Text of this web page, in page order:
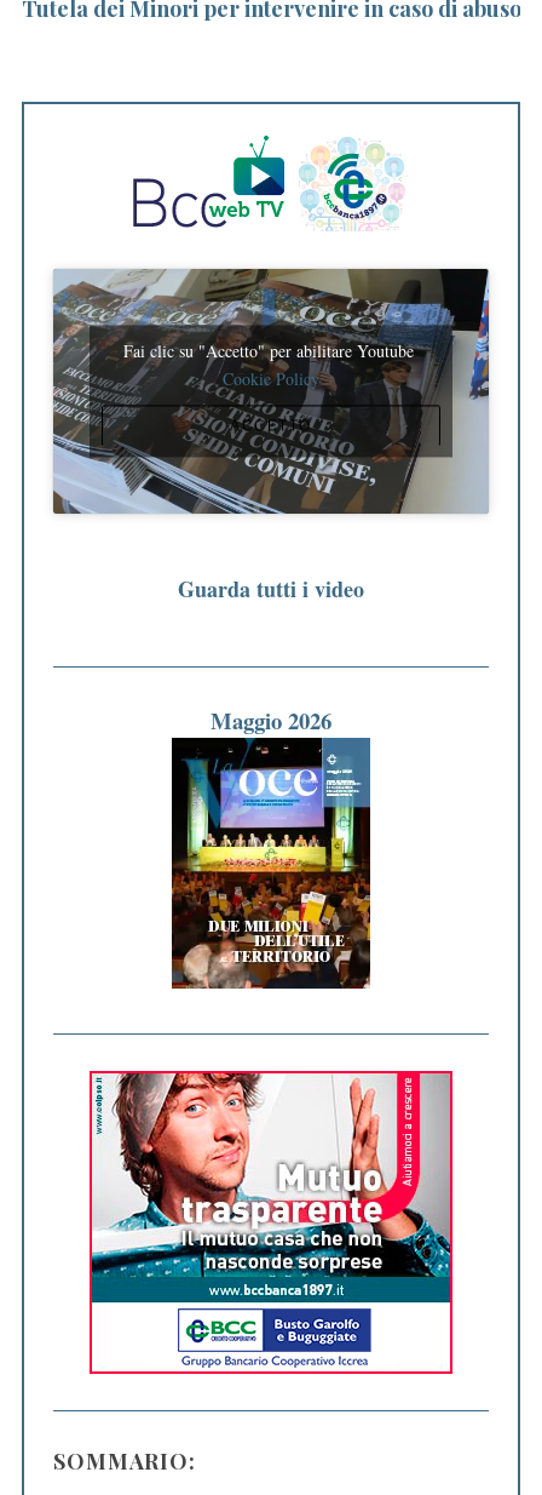
Tutela dei Minori per intervenire in caso di abuso
Fai clic su "Accetto" per abilitare Youtube
Cookie Policy
ACCETTO
Guarda tutti i video
Maggio 2026
SOMMARIO: